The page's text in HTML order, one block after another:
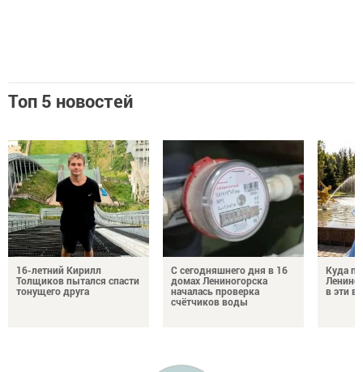
Топ 5 новостей
16-летний Кирилл
Толщиков пытался спасти
тонущего друга
С сегодняшнего дня в 16
домах Лениногорска
началась проверка
счётчиков воды
Куда
в эти